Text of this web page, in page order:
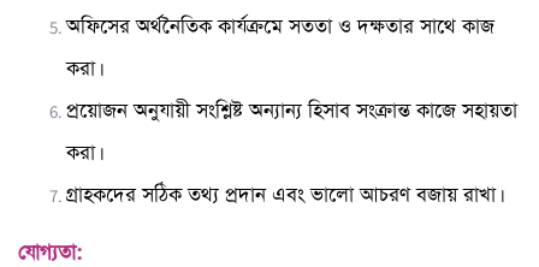
অফিসের অর্থনৈতিক কার্যক্রমে সততা ও দক্ষতার সাথে কাজ
করা।
প্রয়োজন অনুযায়ী সংশ্লিষ্ট অন্যান্য হিসাব সংক্রান্ত কাজে সহায়তা
করা।
গ্রাহকদের সঠিক তথ্য প্রদান এবং ভালো আচরণ বজায় রাখা।
যোগ্যতা: